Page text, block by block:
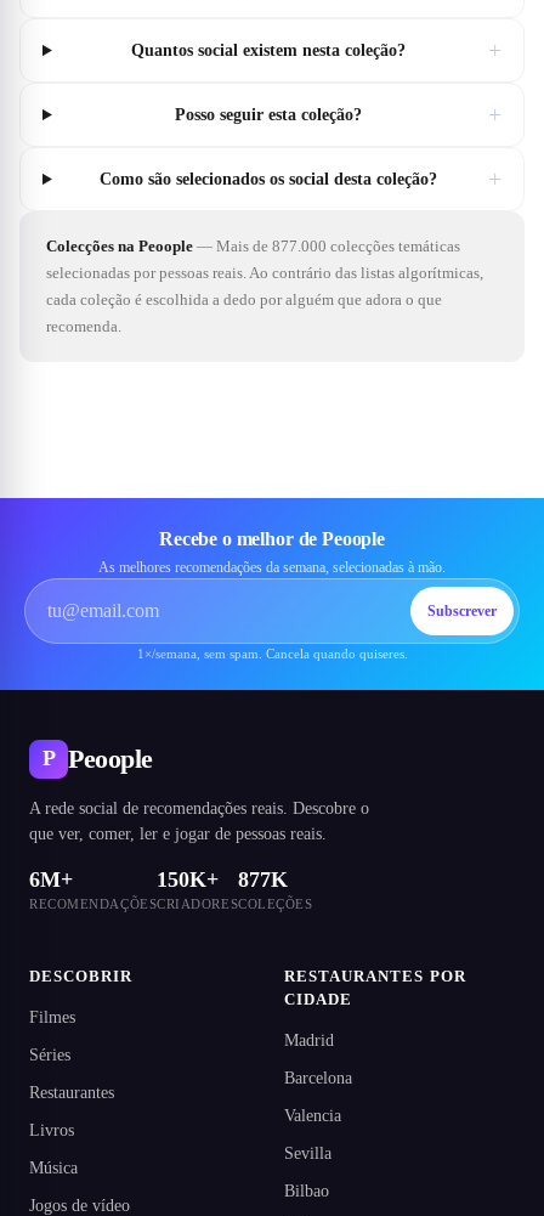
Quantos social existem nesta coleção? +
Posso seguir esta coleção? +
Como são selecionados os social desta coleção? +
Colecções na Peoople — Mais de 877.000 colecções temáticas
selecionadas por pessoas reais. Ao contrário das listas algorítmicas,
cada coleção é escolhida a dedo por alguém que adora o que
recomenda.
Recebe o melhor de Peoople
As melhores recomendações da semana, selecionadas à mão.
Subscrever
1×/semana, sem spam. Cancela quando quiseres.
P Peoople
A rede social de recomendações reais. Descobre o
que ver, comer, ler e jogar de pessoas reais.
6M+
RECOMENDAÇÕES
150K+
CRIADORES
877K
COLEÇÕES
DESCOBRIR
Filmes
Séries
Restaurantes
Livros
Música
Jogos de vídeo
RESTAURANTES POR
CIDADE
Madrid
Barcelona
Valencia
Sevilla
Bilbao